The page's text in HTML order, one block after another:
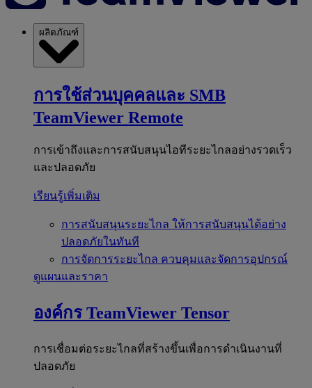
ผลิตภัณฑ์
การใช้ส่วนบุคคลและ SMB
TeamViewer Remote
การเข้าถึงและการสนับสนุนไอทีระยะไกลอย่างรวดเร็ว
และปลอดภัย
เรียนรู้เพิ่มเติม
การสนับสนุนระยะไกล ให้การสนับสนุนได้อย่าง
ปลอดภัยในทันที
การจัดการระยะไกล ควบคุมและจัดการอุปกรณ์
ดูแผนและราคา
องค์กร TeamViewer Tensor
การเชื่อมต่อระยะไกลที่สร้างขึ้นเพื่อการดำเนินงานที่
ปลอดภัย